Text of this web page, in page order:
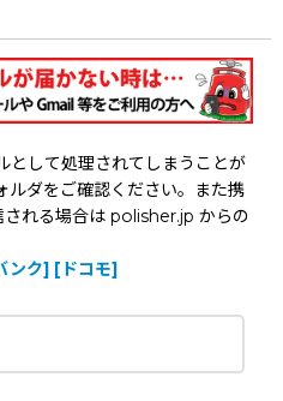
として処理されてしまうことが
ルダをご確認ください。また携
れる場合は polisher.jp からの
ンク] [ドコモ]